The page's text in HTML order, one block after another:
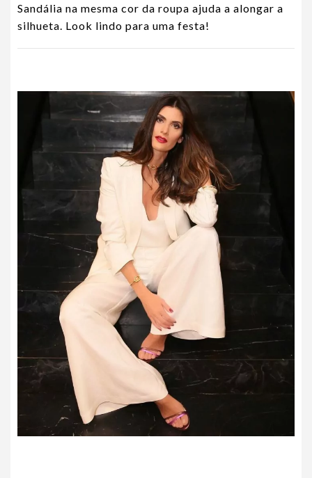
Sandália na mesma cor da roupa ajuda a alongar a
silhueta. Look lindo para uma festa!